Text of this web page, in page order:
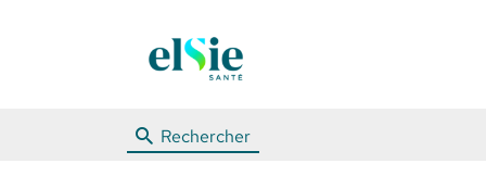
Rechercher